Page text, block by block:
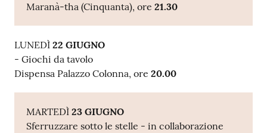
Maranà-tha (Cinquanta), ore 21.30
LUNEDÌ 22 GIUGNO
- Giochi da tavolo
Dispensa Palazzo Colonna, ore 20.00
MARTEDÌ 23 GIUGNO
Sferruzzare sotto le stelle - in collaborazione